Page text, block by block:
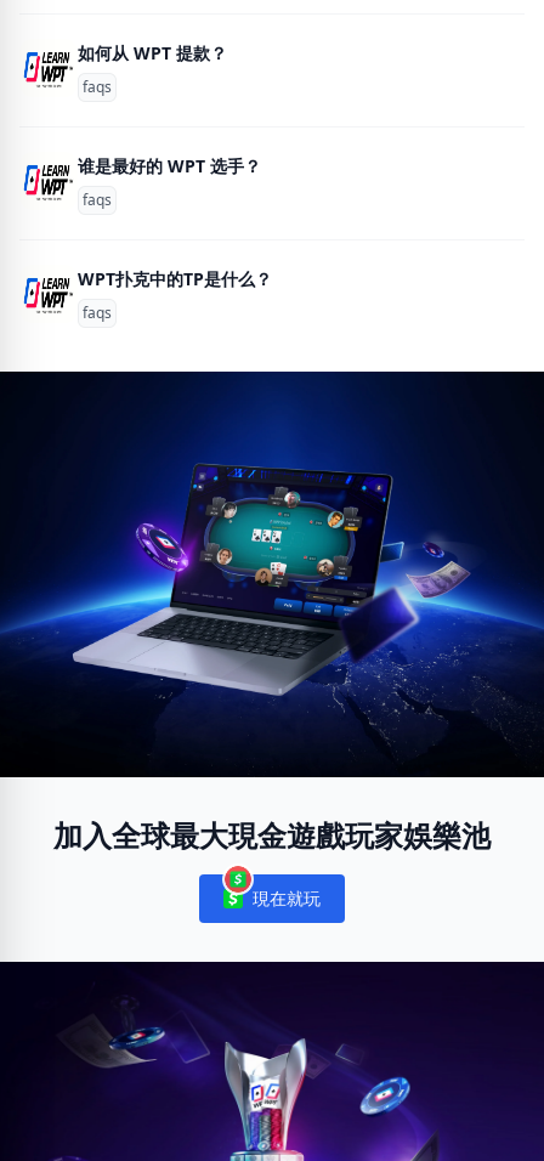
如何从 WPT 提款？
faqs
谁是最好的 WPT 选手？
faqs
WPT扑克中的TP是什么？
faqs
加入全球最大現金遊戲玩家娛樂池
Notifications
現在就玩